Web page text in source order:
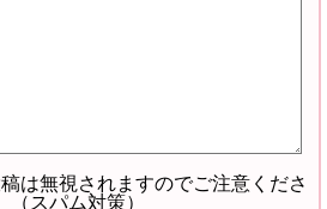
は無視されますのでご注意くださ
（スパム対策）